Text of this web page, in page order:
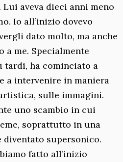
aveva dieci anni meno
Io all’inizio dovevo
dato molto, ma anche
me. Specialmente
tardi, ha cominciato a
a intervenire in maniera
sulle immagini.
uno scambio in cui
soprattutto in una
diventato supersonico.
fatto all’inizio